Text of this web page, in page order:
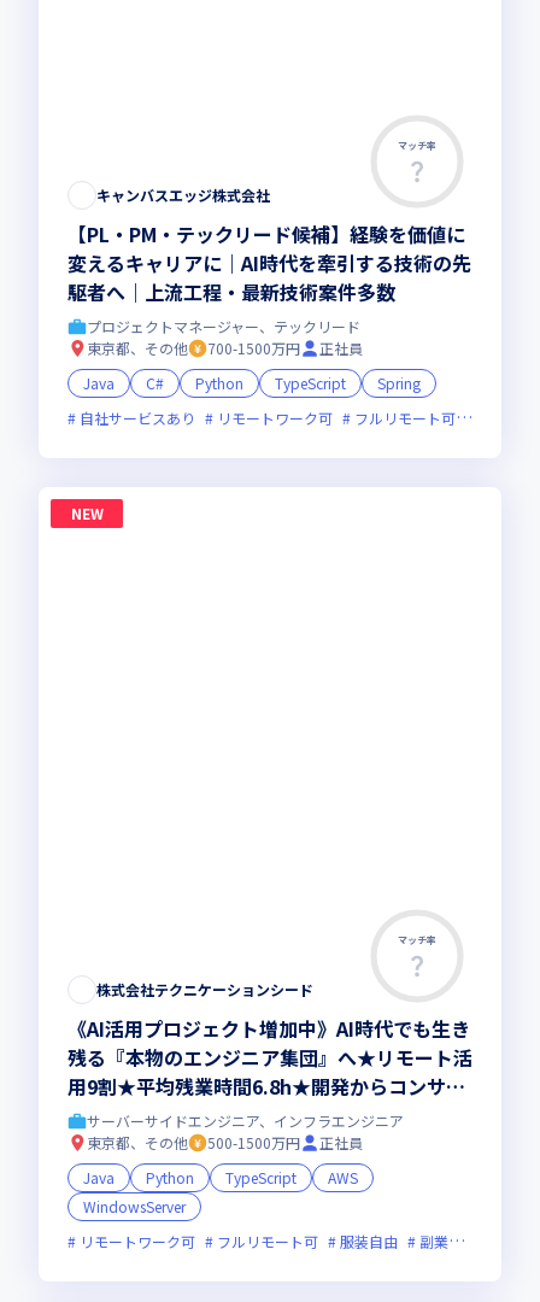
マッチ率
キャンバスエッジ株式会社
【PL・PM・テックリード候補】経験を価値に
変えるキャリアに｜AI時代を牽引する技術の先
駆者へ｜上流工程・最新技術案件多数
プロジェクトマネージャー、テックリード
東京都、その他
700-1500万円
正社員
Java
C# Python TypeScript
Spring
自社サービスあり
リモートワーク可 フルリモート可
NEW
マッチ率
株式会社テクニケーションシード
《AI活用プロジェクト増加中》AI時代でも生き
残る『本物のエンジニア集団』へ★リモート活
用9割★平均残業時間6.8h★開発からコンサル
領域まで、一気通貫でキャリアを作りたいあな
たにオススメの環境です！
サーバーサイドエンジニア、インフラエンジニア
東京都、その他
500-1500万円
正社員
Java
Python TypeScript
AWS
WindowsServer
リモートワーク可
フルリモート可 服装自由 副業可